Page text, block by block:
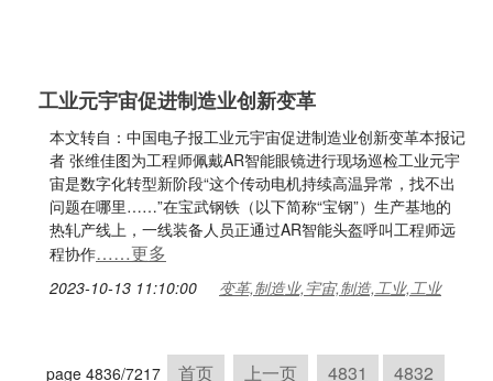
工业元宇宙促进制造业创新变革
本文转自：中国电子报工业元宇宙促进制造业创新变革本报记
者 张维佳图为工程师佩戴AR智能眼镜进行现场巡检工业元宇
宙是数字化转型新阶段“这个传动电机持续高温异常，找不出
问题在哪里……”在宝武钢铁（以下简称“宝钢”）生产基地的
热轧产线上，一线装备人员正通过AR智能头盔呼叫工程师远
程协作……更多
2023-10-13 11:10:00 变革,制造业,宇宙,制造,工业,工业
page 4836/7217 首页 上一页 4831
4832